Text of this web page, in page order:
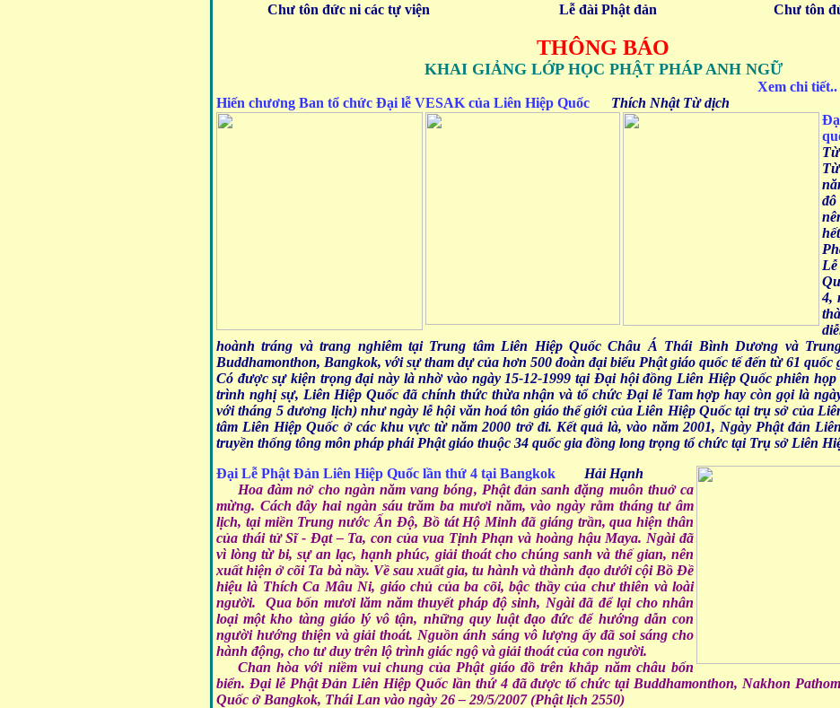
Chư tôn đức ni các tự viện Lễ đài Phật đản Chư tôn
THÔNG BÁO
KHAI GIẢNG LỚP HỌC PHẬT PHÁP ANH NGỮ
Xem chi tiết..
Hiến chương Ban tổ chức Đại lễ VESAK của Liên Hiệp Quốc Thích Nhật Từ dịch
Từ
4,
hoành tráng và trang nghiêm tại Trung tâm Liên Hiệp Quốc Châu Á Thái Bình Dương và
Buddhamonthon, Bangkok, với sự tham dự của hơn 500 đoàn đại biểu Phật giáo quốc tế đến từ 61 quốc
Có được sự kiện trọng đại này là nhờ vào ngày 15-12-1999 tại Đại hội đồng Liên Hiệp Quốc phiên
trình nghị sự, Liên Hiệp Quốc đã chính thức thừa nhận và tổ chức Đại lễ Tam hợp hay còn gọi là
với tháng 5 dương lịch) như ngày lễ hội văn hoá tôn giáo thế giới của Liên Hiệp Quốc tại trụ sở của
tâm Liên Hiệp Quốc ở các khu vực từ năm 2000 trở đi. Kết quả là, vào năm 2001, Ngày Phật đản
truyền thống tông môn pháp phái Phật giáo thuộc 34 quốc gia đồng long trọng tổ chức tại Trụ sở Liên
Đại Lễ Phật Đản Liên Hiệp Quốc lần thứ 4 tại Bangkok
Hải Hạnh
Hoa đàm nở cho ngàn năm vang bóng, Phật đản sanh đặng muôn thuở ca
mừng. Cách đây hai ngàn sáu trăm ba mươi năm, vào ngày rằm tháng tư âm
lịch, tại miền Trung nước Ấn Độ, Bồ tát Hộ Minh đã giáng trần, qua hiện thân
của thái tử Sĩ - Đạt – Ta, con của vua Tịnh Phạn và hoàng hậu Maya. Ngài đã
vì lòng từ bi, sự an lạc, hạnh phúc, giải thoát cho chúng sanh và thế gian, nên
xuất hiện ở cõi Ta bà nầy. Về sau xuất gia, tu hành và thành đạo dưới cội Bồ Đề
hiệu là Thích Ca Mâu Ni, giáo chủ của ba cõi, bậc thầy của chư thiên và loài
người. Qua bốn mươi lăm năm thuyết pháp độ sinh, Ngài đã để lại cho nhân
loại một kho tàng giáo lý vô tận, những quy luật đạo đức để hướng dẫn con
người hướng thiện và giải thoát. Nguồn ánh sáng vô lượng ấy đã soi sáng cho
hành động, cho tư duy trên lộ trình giác ngộ và giải thoát của con người.
Chan hòa với niềm vui chung của Phật giáo đồ trên khắp năm châu bốn
biển. Đại lễ Phật Đản Liên Hiệp Quốc lần thứ 4 đã được tổ chức tại Buddhamonthon, Nakhon
Quốc ở Bangkok, Thái Lan vào ngày 26 – 29/5/2007 (Phật lịch 2550)